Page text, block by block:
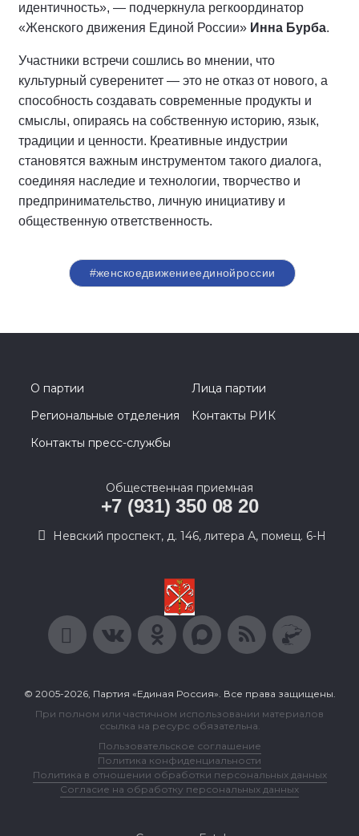
идентичность», — подчеркнула регкоординатор
«Женского движения Единой России» Инна Бурба.
Участники встречи сошлись во мнении, что
культурный суверенитет — это не отказ от нового, а
способность создавать современные продукты и
смыслы, опираясь на собственную историю, язык,
традиции и ценности. Креативные индустрии
становятся важным инструментом такого диалога,
соединяя наследие и технологии, творчество и
предпринимательство, личную инициативу и
общественную ответственность.
#женскоедвижениеединойроссии
О партии
Лица партии
Региональные отделения
Контакты РИК
Контакты пресс-службы
Общественная приемная
+7 (931) 350 08 20
Невский проспект, д. 146, литера А, помещ. 6-Н
© 2005-2026, Партия «Единая Россия». Все права защищены.
При полном или частичном использовании материалов
ссылка на ресурс обязательна.
Пользовательское соглашение
Политика конфиденциальности
Политика в отношении обработки персональных данных
Согласие на обработку персональных данных